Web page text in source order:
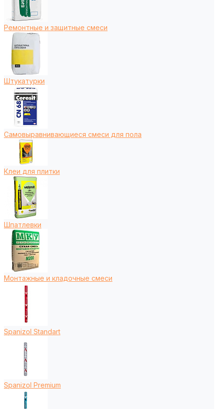
Ремонтные и защитные смеси
Штукатурки
Самовыравнивающиеся смеси для пола
Клеи для плитки
Шпатлевки
Монтажные и кладочные смеси
Spanizol Standart
Spanizol Premium